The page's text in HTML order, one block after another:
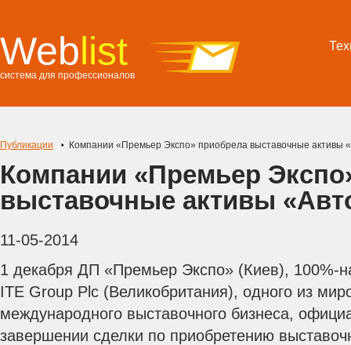
Weblist
система для профессионалов
Публикации Компании «Премьер Экспо» приобрела выставочные активы
Компании «Премьер
выставочные активы
11-05-2014
1 декабря ДП «Премьер Экспо» (Киев), 100%-
ITE Group Plc (Великобритания), одного из
международного выставочного бизнеса,
завершении сделки по приобретению